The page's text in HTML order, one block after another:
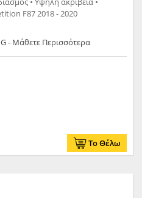
F87 2018 - 2020
- Μάθετε Περισσότερα
Το Θέλω